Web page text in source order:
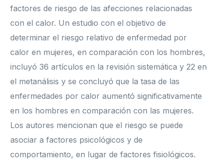
factores de riesgo de las afecciones relacionadas
con el calor. Un estudio con el objetivo de
determinar el riesgo relativo de enfermedad por
calor en mujeres, en comparación con los hombres,
incluyó 36 artículos en la revisión sistemática y 22 en
el metanálisis y se concluyó que la tasa de las
enfermedades por calor aumentó significativamente
en los hombres en comparación con las mujeres.
Los autores mencionan que el riesgo se puede
asociar a factores psicológicos y de
comportamiento, en lugar de factores fisiológicos.